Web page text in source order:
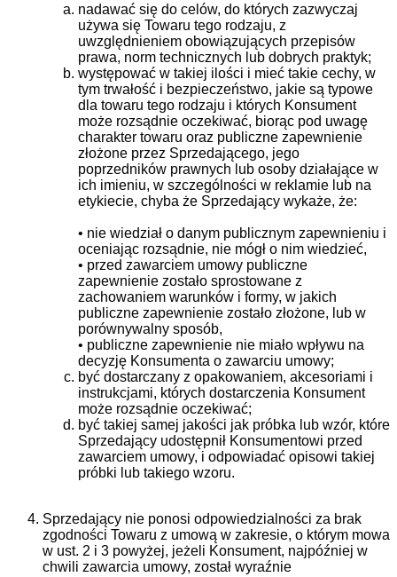
nadawać się do celów, do których zazwyczaj
używa się Towaru tego rodzaju, z
uwzględnieniem obowiązujących przepisów
prawa, norm technicznych lub dobrych praktyk;
występować w takiej ilości i mieć takie cechy, w
tym trwałość i bezpieczeństwo, jakie są typowe
dla towaru tego rodzaju i których Konsument
może rozsądnie oczekiwać, biorąc pod uwagę
charakter towaru oraz publiczne zapewnienie
złożone przez Sprzedającego, jego
poprzedników prawnych lub osoby działające w
ich imieniu, w szczególności w reklamie lub na
etykiecie, chyba że Sprzedający wykaże, że:
• nie wiedział o danym publicznym zapewnieniu i
oceniając rozsądnie, nie mógł o nim wiedzieć,
• przed zawarciem umowy publiczne
zapewnienie zostało sprostowane z
zachowaniem warunków i formy, w jakich
publiczne zapewnienie zostało złożone, lub w
porównywalny sposób,
• publiczne zapewnienie nie miało wpływu na
decyzję Konsumenta o zawarciu umowy;
być dostarczany z opakowaniem, akcesoriami i
instrukcjami, których dostarczenia Konsument
może rozsądnie oczekiwać;
być takiej samej jakości jak próbka lub wzór, które
Sprzedający udostępnił Konsumentowi przed
zawarciem umowy, i odpowiadać opisowi takiej
próbki lub takiego wzoru.
Sprzedający nie ponosi odpowiedzialności za brak
zgodności Towaru z umową w zakresie, o którym mowa
w ust. 2 i 3 powyżej, jeżeli Konsument, najpóźniej w
chwili zawarcia umowy, został wyraźnie